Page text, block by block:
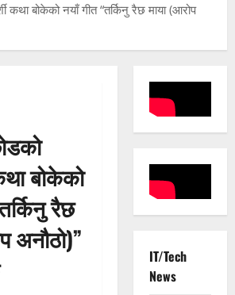
कथा बोकेको नयाँ गीत “तर्किनु रैछ माया (आरोप
बोकेको
रैछ
अनौठो)”
IT/Tech
News